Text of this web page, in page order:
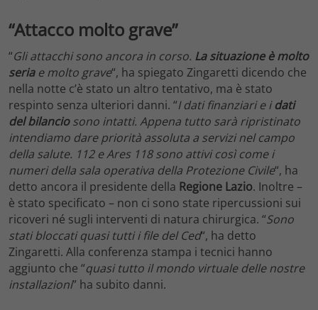
“Attacco molto grave”
“Gli attacchi sono ancora in corso. La situazione è molto
seriae molto grave“, ha spiegato Zingaretti dicendo che
nella notte c’è stato un altro tentativo, ma è stato
respinto senza ulteriori danni. “I dati finanziari e idati
del bilanciosono intatti. Appena tutto sarà ripristinato
intendiamo dare priorità assoluta a servizi nel campo
della salute. 112 e Ares 118 sono attivi così come i
numeri della sala operativa della Protezione Civile“, ha
detto ancora il presidente della Regione Lazio. Inoltre –
è stato specificato – non ci sono state ripercussioni sui
ricoveri né sugli interventi di natura chirurgica. “Sono
stati bloccati quasi tutti i file del Ced“, ha detto
Zingaretti. Alla conferenza stampa i tecnici hanno
aggiunto che “quasi tutto il mondo virtuale delle nostre
installazioni” ha subito danni.